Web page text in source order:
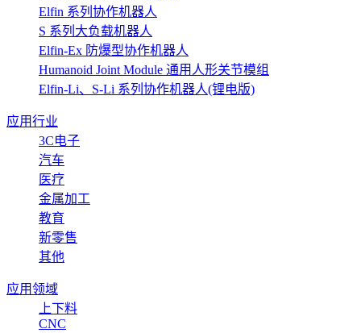
Elfin 系列协作机器人
S 系列大负载机器人
Elfin-Ex 防爆型协作机器人
Humanoid Joint Module 通用人形关节模组
Elfin-Li、S-Li 系列协作机器人(锂电版)
应用行业
3C电子
汽车
医疗
金属加工
教育
新零售
其他
应用领域
上下料
CNC